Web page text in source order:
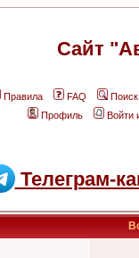
Сайт
Правила FAQ
Поиск
Профиль
Войти
Телеграм-